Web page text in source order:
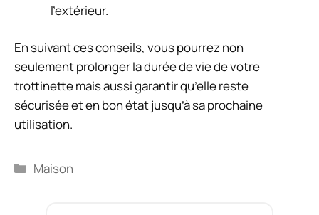
l’extérieur.
En suivant ces conseils, vous pourrez non
seulement prolonger la durée de vie de votre
trottinette mais aussi garantir qu’elle reste
sécurisée et en bon état jusqu’à sa prochaine
utilisation.
Catégories
Maison